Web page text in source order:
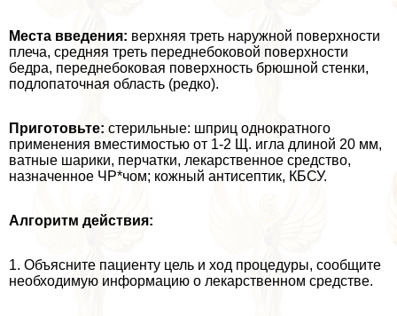
Места введения: верхняя треть наружной поверхности
плеча, средняя треть переднебоковой поверхности
бедра, переднебоковая поверхность брюшной стенки,
подлопаточная область (редко).
Приготовьте: стерильные: шприц однократного
применения вместимостью от 1-2 Щ. игла длиной 20 мм,
ватные шарики, перчатки, лекарственное средство,
назначенное ЧР*чом; кожный антисептик, КБСУ.
Алгоритм действия:
1. Объясните пациенту цель и ход процедуры, сообщите
необходимую информацию о лекарственном средстве.